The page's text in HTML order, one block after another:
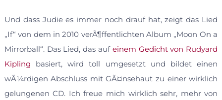
Und dass Judie es immer noch drauf hat, zeigt das Lied
„If“ von dem in 2010 verÃ¶ffentlichten Album „Moon On a
Mirrorball“. Das Lied, das auf einem Gedicht von Rudyard
Kipling basiert, wird toll umgesetzt und bildet einen
wÃ¼rdigen Abschluss mit GÃ¤nsehaut zu einer wirklich
gelungenen CD. Ich freue mich wirklich sehr, mehr von